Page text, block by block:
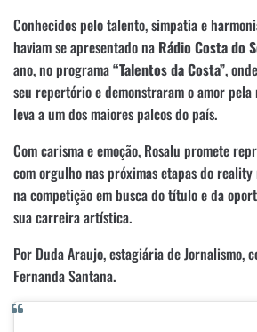
Conhecidos pelo talento, simpatia e
haviam se apresentado na Rádio Costa do
ano, no programa“Talentos da Costa”,
seu repertório e demonstraram o amor pela
leva a um dos maiores palcos do país.
Com carisma e emoção, Rosalu promete
com orgulho nas próximas etapas do
na competição em busca do título e da
sua carreira artística.
Por Duda Araujo, estagiária de Jornalismo,
Fernanda Santana.